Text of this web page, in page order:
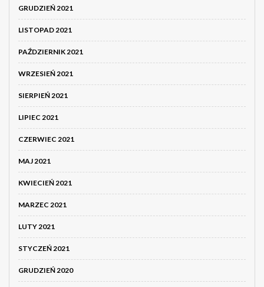
GRUDZIEŃ 2021
LISTOPAD 2021
PAŹDZIERNIK 2021
WRZESIEŃ 2021
SIERPIEŃ 2021
LIPIEC 2021
CZERWIEC 2021
MAJ 2021
KWIECIEŃ 2021
MARZEC 2021
LUTY 2021
STYCZEŃ 2021
GRUDZIEŃ 2020